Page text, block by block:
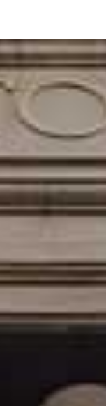
množstvo
Technická
zakresliť?
identifikácií
(trend line).
Technická
poznáme?
– čiže čítanie
grafov a podrobne